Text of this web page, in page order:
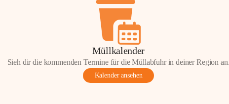
Müllkalender
Sieh dir die kommenden Termine für die Müllabfuhr in deiner Region
Kalender ansehen